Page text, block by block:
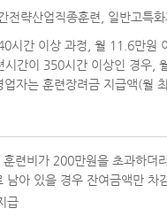
전략산업직종훈련, 일반고특
시간 이상 과정, 월 11.6만원
시간이 350시간 이상인 경우,
자는 훈련장려금 지급액(월
련비가 200만원을 초과하더
아 있을 경우 잔여금액만 차
급